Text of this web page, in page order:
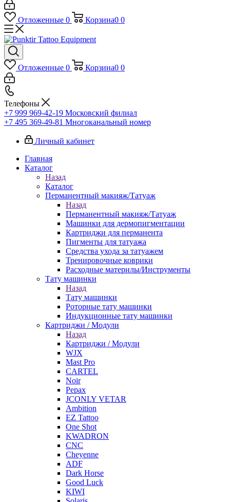
Отложенные 0 Корзина0 0
Отложенные 0 Корзина0 0
Телефоны
+7 999 969-42-19 Московский филиал
+7 495 369-49-81 Многоканальный номер
Личный кабинет
Главная
Каталог
Назад
Каталог
Перманентный макияж/Татуаж
Назад
Перманентный макияж/Татуаж
Машинки для дермопигментации
Картриджи для перманента
Пигменты для татуажа
Средства ухода за татуажем
Тренировочные коврики
Расходные материлы/Инструменты
Тату машинки
Назад
Тату машинки
Роторные тату машинки
Индукционные тату машинки
Картриджи / Модули
Назад
Картриджи / Модули
WJX
Mast Pro
CARTEL
Noir
Pepax
JCONLY VETAR
Ambition
EZ Tattoo
One Shot
KWADRON
CNC
Cheyenne
ADF
Dark Horse
Good Luck
KIWI